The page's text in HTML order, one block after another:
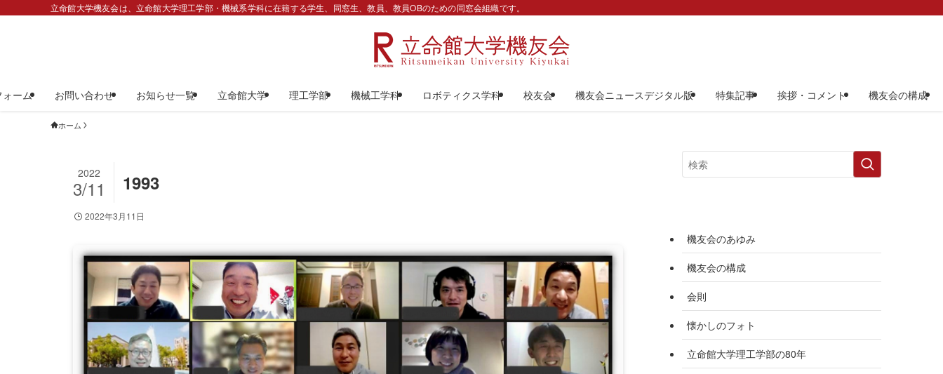
立命館大学機友会は、立命館大学理工学部・機械系学科に在籍する学生、同窓生、教員、教員OBのための同窓会組織です。
ーム お問い合わせ お知らせ一覧 立命館大学 理工学部 機械工学科 ロボティクス学科 校友会 機友会ニュースデジタル版 特集記事 挨拶・コメント 機友会の構成
ホーム
1993
2022
3/11
2022年3月11日
機友会のあゆみ
機友会の構成
会則
懐かしのフォト
立命館大学理工学部の80年